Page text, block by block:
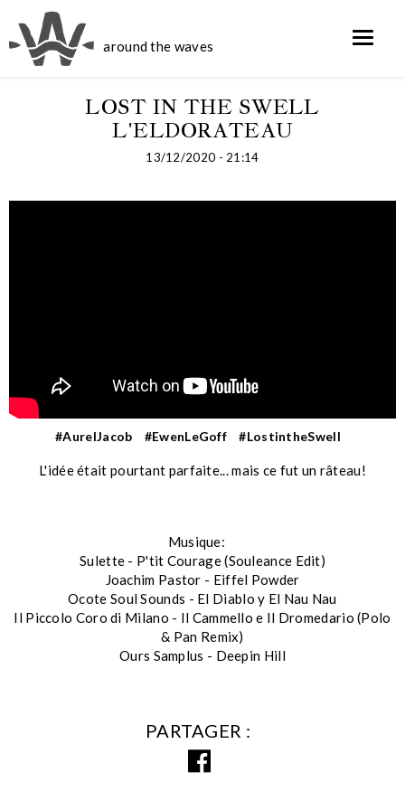
around the waves
LOST IN THE SWELL
L'ELDORATEAU
13/12/2020 - 21:14
#AurelJacob #EwenLeGoff #LostintheSwell
L'idée était pourtant parfaite... mais ce fut un râteau!
Musique:
Sulette - P'tit Courage (Souleance Edit)
Joachim Pastor - Eiffel Powder
Ocote Soul Sounds - El Diablo y El Nau Nau
Il Piccolo Coro di Milano - Il Cammello e Il Dromedario (Polo
& Pan Remix)
Ours Samplus - Deepin Hill
PARTAGER